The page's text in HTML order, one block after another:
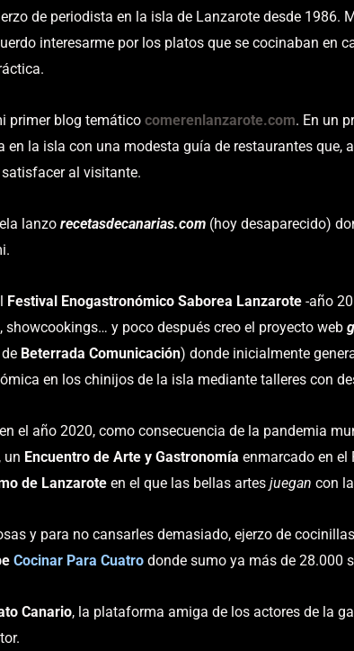
de periodista en la isla de Lanzarote desde 1986.
interesarme por los platos que se cocinaban en
primer blog temático comerenlanzarote.com. En un
en la isla con una modesta guía de restaurantes que,
al visitante.
lanzo recetasdecanarias.com(hoy desaparecido)
Festival Enogastronómico Saborea Lanzarote-año
showcookings… y poco después creo el proyecto web
Beterrada Comunicación) donde inicialmente
en los chinijos de la isla mediante talleres con
el año 2020, como consecuencia de la pandemia
un Encuentro de Arte y Gastronomía enmarcado en el
de Lanzaroteen el que las bellas artes juegan con
y para no cansarles demasiado, ejerzo de
Cocinar Para Cuatrodonde sumo ya más de 28.000
Canario, la plataforma amiga de los actores de la